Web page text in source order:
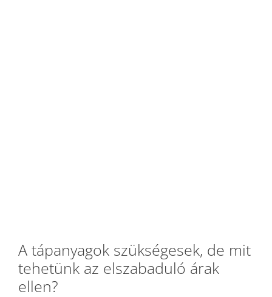
A tápanyagok szükségesek, de mit
tehetünk az elszabaduló árak
ellen?